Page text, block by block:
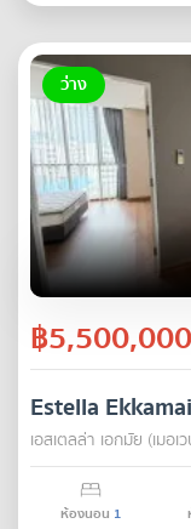
ว่าง
฿5,500,000
Estella
เอสเตลล่า เอกมัย (เม
ห้องนอน 1